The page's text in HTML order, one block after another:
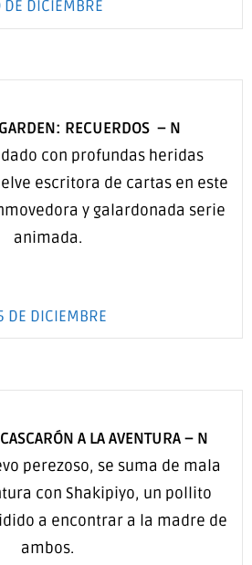
DE DICIEMBRE
RECUERDOS – N
con profundas heridas
escritora de cartas en este
y galardonada serie
animada.
DE DICIEMBRE
A LA AVENTURA– N
perezoso, se suma de mala
con Shakipiyo, un pollito
a encontrar a la madre de
ambos.